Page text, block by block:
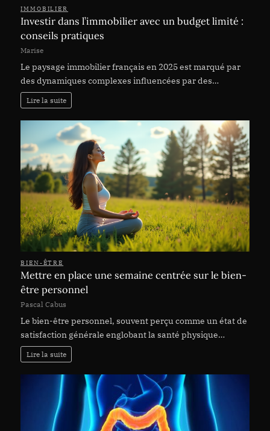
IMMOBILIER
Investir dans l’immobilier avec un budget limité :
conseils pratiques
Marise
Le paysage immobilier français en 2025 est marqué par
des dynamiques complexes influencées par des…
Lire la suite
BIEN-ÊTRE
Mettre en place une semaine centrée sur le bien-
être personnel
Pascal Cabus
Le bien-être personnel, souvent perçu comme un état de
satisfaction générale englobant la santé physique…
Lire la suite